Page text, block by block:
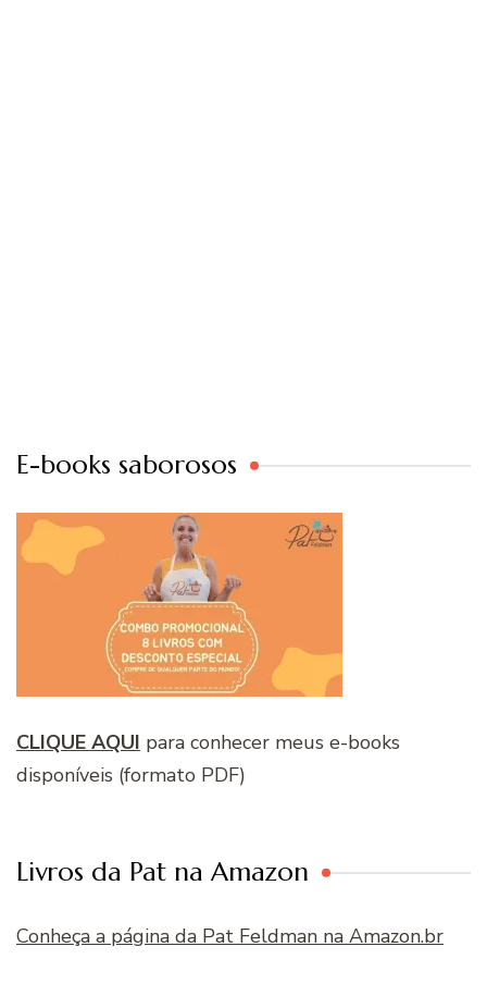
E-books saborosos
CLIQUE AQUI para conhecer meus e-books
disponíveis (formato PDF)
Livros da Pat na Amazon
Conheça a página da Pat Feldman na Amazon.br